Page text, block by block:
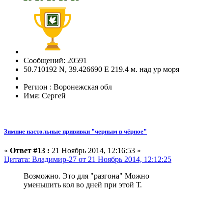
Сообщений: 20591
50.710192 N, 39.426690 E 219.4 м. над ур моря
Регион : Воронежская обл
Имя: Сергей
Зимние настольные прививки "черным в чёрное"
« Ответ #13 : 21 Ноябрь 2014, 12:16:53 »
Цитата: Владимир-27 от 21 Ноябрь 2014, 12:12:25
Возможно. Это для "разгона" Можно
уменьшить кол во дней при этой Т.